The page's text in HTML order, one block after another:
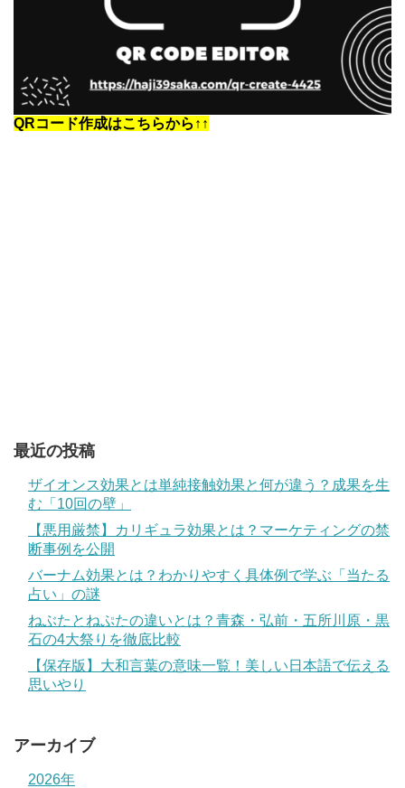
QRコード作成はこちらから↑↑
最近の投稿
ザイオンス効果とは単純接触効果と何が違う？成果を生
む「10回の壁」
【悪用厳禁】カリギュラ効果とは？マーケティングの禁
断事例を公開
バーナム効果とは？わかりやすく具体例で学ぶ「当たる
占い」の謎
ねぶたとねぷたの違いとは？青森・弘前・五所川原・黒
石の4大祭りを徹底比較
【保存版】大和言葉の意味一覧！美しい日本語で伝える
思いやり
アーカイブ
2026年